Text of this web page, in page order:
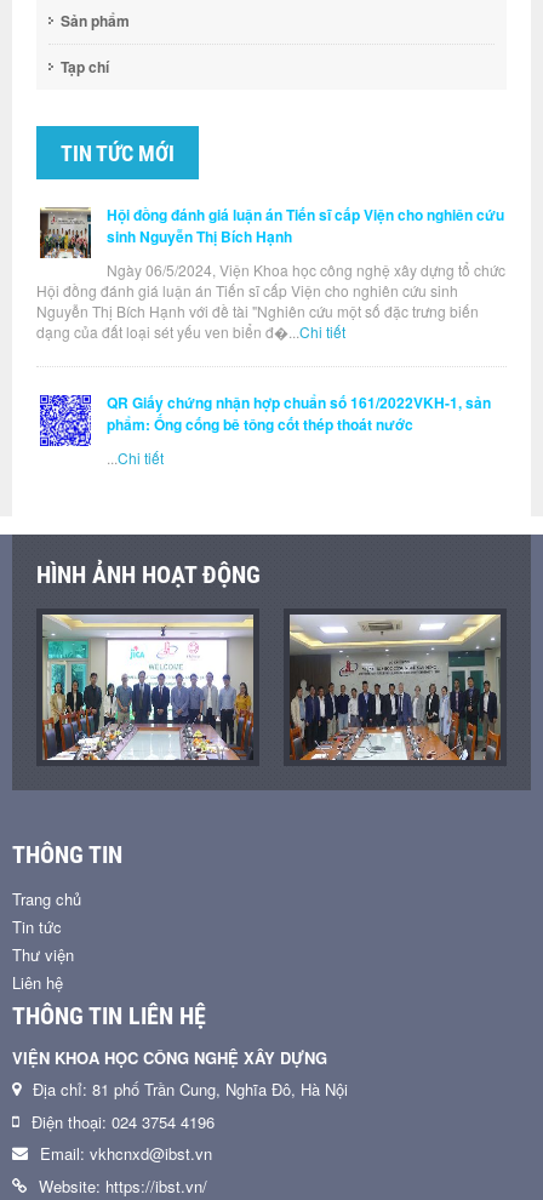
Sản phẩm
Tạp chí
TIN TỨC MỚI
Hội đồng đánh giá luận án Tiến sĩ cấp Viện cho nghiên cứu
sinh Nguyễn Thị Bích Hạnh
Ngày 06/5/2024, Viện Khoa học công nghệ xây dựng tổ chức
Hội đồng đánh giá luận án Tiến sĩ cấp Viện cho nghiên cứu sinh
Nguyễn Thị Bích Hạnh với đề tài "Nghiên cứu một số đặc trưng biến
dạng của đất loại sét yếu ven biển đ�... Chi tiết
QR Giấy chứng nhận hợp chuẩn số 161/2022VKH-1, sản
phẩm: Ống cống bê tông cốt thép thoát nước
Chi tiết
HÌNH ẢNH HOẠT ĐỘNG
THÔNG TIN
Trang chủ
Tin tức
Thư viện
Liên hệ
THÔNG TIN LIÊN HỆ
VIỆN KHOA HỌC CÔNG NGHỆ XÂY DỰNG
Địa chỉ: 81 phố Trần Cung, Nghĩa Đô, Hà Nội
Điện thoại: 024 3754 4196
Email: vkhcnxd@ibst.vn
Website: https://ibst.vn/